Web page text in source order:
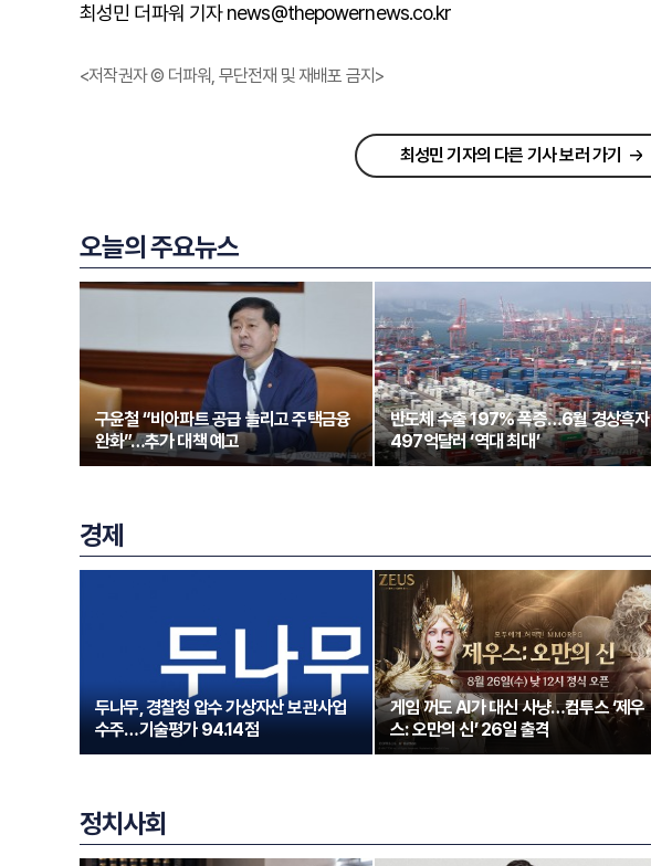
최성민 더파워 기자 news@thepowernews.co.kr
<저작권자 © 더파워, 무단전재 및 재배포 금지>
최성민 기자의 다른 기사 보러 가기
오늘의 주요뉴스
구윤철 “비아파트 공급 늘리고 주택금융
완화”…추가 대책 예고
반도체 수출 197% 폭증…6월 경상흑자
497억달러 ‘역대 최대’
경제
두나무, 경찰청 압수 가상자산 보관사업
수주…기술평가 94.14점
게임 꺼도 AI가 대신 사냥…컴투스 ‘제우
스: 오만의 신’ 26일 출격
정치사회